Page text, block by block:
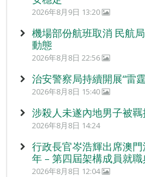
2026年8月9日 13:20
機場部份航班取消 民航
動態
2026年8月8日 22:56
治安警察局持續開展“雷
2026年8月8日 15:40
涉殺人未遂內地男子被羈
2026年8月8日 14:24
行政長官岑浩輝出席澳
年 – 第四屆架構成員就職
2026年8月8日 12:04